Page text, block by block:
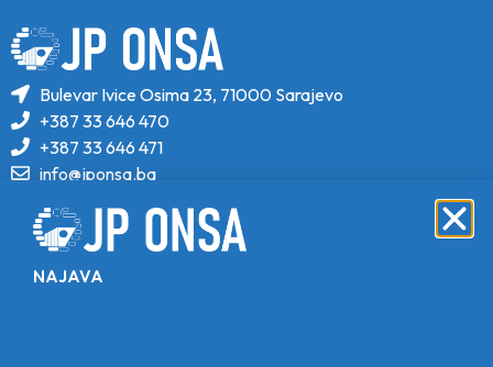
Bulevar Ivice Osima 23, 71000 Sarajevo
+387 33 646 470
+387 33 646 471
info@jponsa.ba
©Copyright 2024. All Rights Reserved.
Design, Development & Maintenance By
NAJAVA